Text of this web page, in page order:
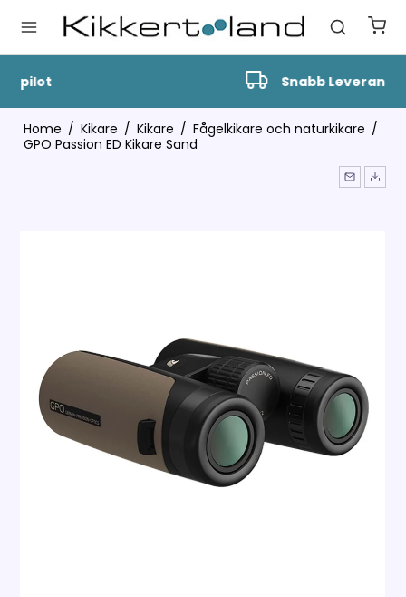
Snabb Leverans
Home / Kikare / Kikare / Fågelkikare och naturkikare /
GPO Passion ED Kikare Sand